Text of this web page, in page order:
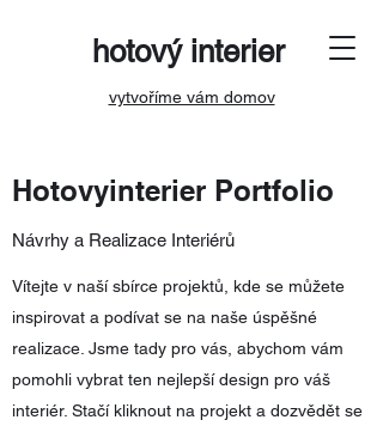
hotový interier
vytvoříme vám domov
Hotovyinterier Portfolio
Návrhy a Realizace Interiérů
Vítejte v naší sbírce projektů, kde se můžete
inspirovat a podívat se na naše úspěšné
realizace. Jsme tady pro vás, abychom vám
pomohli vybrat ten nejlepší design pro váš
interiér. Stačí kliknout na projekt a dozvědět se